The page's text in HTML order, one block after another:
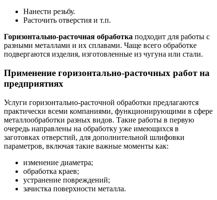
Нанести резьбу.
Расточить отверстия и т.п.
Горизонтально-расточная обработка подходит для работы с
разными металлами и их сплавами. Чаще всего обработке
подвергаются изделия, изготовленные из чугуна или стали.
Применение горизонтально-расточных работ на
предприятиях
Услуги горизонтально-расточной обработки предлагаются
практически всеми компаниями, функционирующими в сфере
металлообработки разных видов. Такие работы в первую
очередь направлены на обработку уже имеющихся в
заготовках отверстий, для дополнительной шлифовки
параметров, включая такие важные моменты как:
изменение диаметра;
обработка краев;
устранение повреждений;
зачистка поверхности металла.